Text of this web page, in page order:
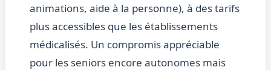
animations, aide à la personne), à des tarifs
plus accessibles que les établissements
médicalisés. Un compromis appréciable
pour les seniors encore autonomes mais